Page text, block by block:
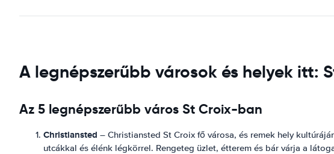
A legnépszerűbb városok és helyek itt:
Az 5 legnépszerűbb város St Croix-ban
Christiansted – Christiansted St Croix fő városa, és remek hely
utcákkal és élénk légkörrel. Rengeteg üzlet, étterem és bár várja a